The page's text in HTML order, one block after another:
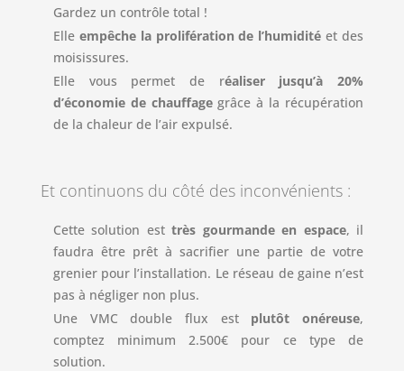
Gardez un contrôle total !
Elle empêche la prolifération de l’humidité et des
moisissures.
Elle vous permet de réaliser jusqu’à 20%
d’économie de chauffagegrâce à la récupération
de la chaleur de l’air expulsé.
Et continuons du côté des inconvénients :
Cette solution esttrès gourmande en espace, il
faudra être prêt à sacrifier une partie de votre
grenier pour l’installation. Le réseau de gaine n’est
pas à négliger non plus.
Une VMC double flux estplutôt onéreuse,
comptez minimum 2.500€ pour ce type de
solution.